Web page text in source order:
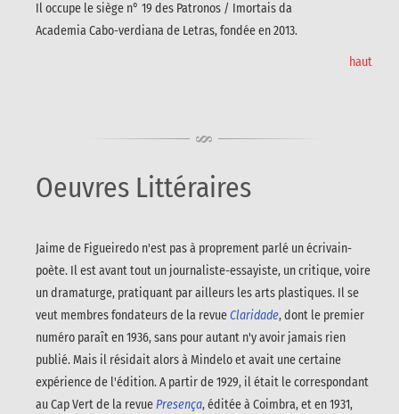
Il occupe le siège n° 19 des Patronos / Imortais da
Academia Cabo-verdiana de Letras, fondée en 2013.
haut
Oeuvres Littéraires
Jaime de Figueiredo n'est pas à proprement parlé un écrivain-
poète. Il est avant tout un journaliste-essayiste, un critique, voire
un dramaturge, pratiquant par ailleurs les arts plastiques. Il se
veut membres fondateurs de la revueClaridade, dont le premier
numéro paraît en 1936, sans pour autant n'y avoir jamais rien
publié. Mais il résidait alors à Mindelo et avait une certaine
expérience de l'édition. A partir de 1929, il était le correspondant
au Cap Vert de la revuePresença, éditée à Coimbra, et en 1931,